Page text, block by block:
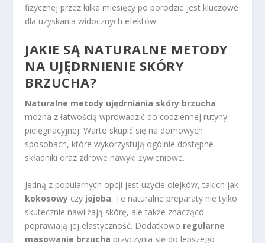
fizycznej przez kilka miesięcy po porodzie jest kluczowe
dla uzyskania widocznych efektów.
JAKIE SĄ NATURALNE METODY
NA UJĘDRNIENIE SKÓRY
BRZUCHA?
Naturalne metody ujędrniania skóry brzucha
można z łatwością wprowadzić do codziennej rutyny
pielęgnacyjnej. Warto skupić się na domowych
sposobach, które wykorzystują ogólnie dostępne
składniki oraz zdrowe nawyki żywieniowe.
Jedną z popularnych opcji jest użycie olejków, takich jak
kokosowy czy jojoba. Te naturalne preparaty nie tylko
skutecznie nawilżają skórę, ale także znacząco
poprawiają jej elastyczność. Dodatkowo regularne
masowanie brzucha przyczynia się do lepszego